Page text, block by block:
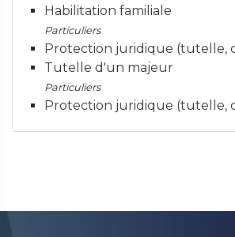
Habilitation familiale
Particuliers
Protection juridique (tutelle,
Tutelle d'un majeur
Particuliers
Protection juridique (tutelle,